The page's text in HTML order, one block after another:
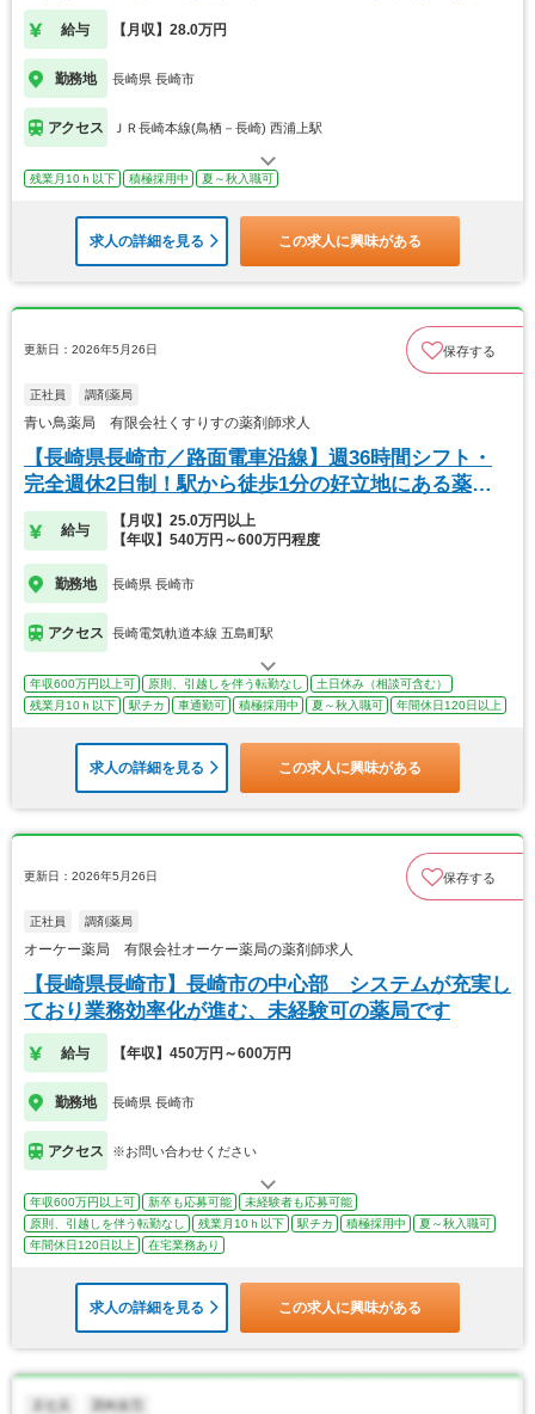
給与 【月収】28.0万円
勤務地 長崎県 長崎市
アクセス ＪＲ長崎本線(鳥栖－長崎) 西浦上駅
残業月10ｈ以下 積極採用中 夏～秋入職可
求人の詳細を見る この求人に興味がある
更新日：2026年5月26日 保存する
正社員 調剤薬局
青い鳥薬局 有限会社くすりすの薬剤師求人
【長崎県長崎市／路面電車沿線】週36時間シフト・
完全週休2日制！駅から徒歩1分の好立地にある薬局
です
給与
【月収】25.0万円以上
【年収】540万円～600万円程度
勤務地 長崎県 長崎市
アクセス 長崎電気軌道本線 五島町駅
年収600万円以上可 原則、引越しを伴う転勤なし
土日休み（相談可含む）
残業月10ｈ以下
駅チカ 車通勤可 積極採用中 夏～秋入職可 年間休日120日以上
求人の詳細を見る この求人に興味がある
更新日：2026年5月26日 保存する
正社員 調剤薬局
オーケー薬局 有限会社オーケー薬局の薬剤師求人
【長崎県長崎市】長崎市の中心部 システムが充実し
ており業務効率化が進む、未経験可の薬局です
給与 【年収】450万円～600万円
勤務地 長崎県 長崎市
アクセス ※お問い合わせください
年収600万円以上可 新卒も応募可能
未経験者も応募可能
原則、引越しを伴う転勤なし
残業月10ｈ以下 駅チカ 積極採用中
夏～秋入職可
年間休日120日以上
在宅業務あり
求人の詳細を見る この求人に興味がある